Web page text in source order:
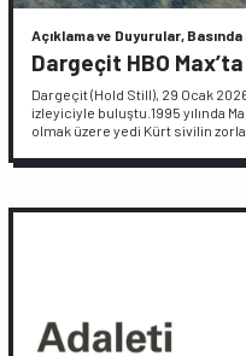
Açıklama ve Duyurular, Basında
Dargeçit HBO Max’ta
Dargeçit (Hold Still), 29 Ocak
izleyiciyle buluştu.1995 yılında
olmak üzere yedi Kürt sivilin